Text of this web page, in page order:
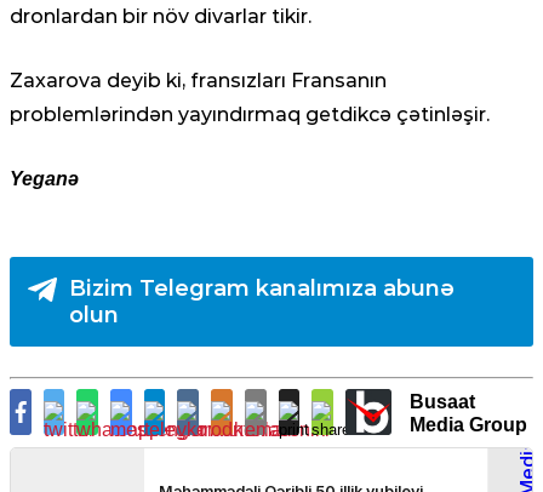
dronlardan bir növ divarlar tikir.
Zaxarova deyib ki, fransızları Fransanın
problemlərindən yayındırmaq getdikcə çətinləşir.
Yeganə
Bizim Telegram kanalımıza abunə
olun
Busaat
Media Group